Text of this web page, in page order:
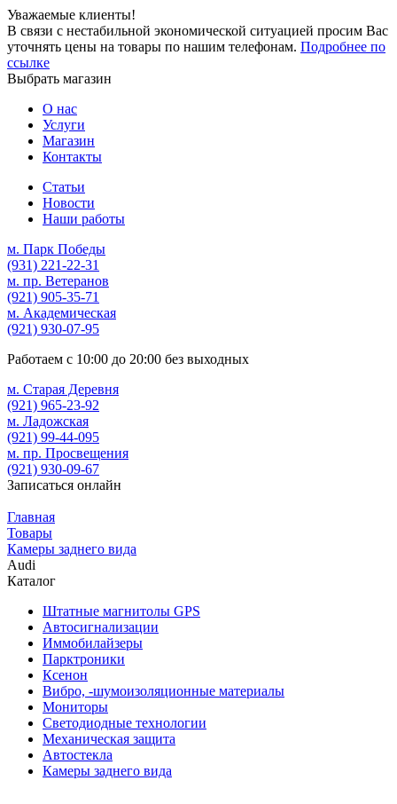
Уважаемые клиенты!
В связи с нестабильной экономической ситуацией просим Вас
уточнять цены на товары по нашим телефонам. Подробнее по
ссылке
Выбрать магазин
О нас
Услуги
Магазин
Контакты
Статьи
Новости
Наши работы
м. Парк Победы
(931) 221-22-31
м. пр. Ветеранов
(921) 905-35-71
м. Академическая
(921) 930-07-95
Работаем с 10:00 до 20:00 без выходных
м. Старая Деревня
(921) 965-23-92
м. Ладожская
(921) 99-44-095
м. пр. Просвещения
(921) 930-09-67
Записаться онлайн
Главная
Товары
Камеры заднего вида
Audi
Каталог
Штатные магнитолы GPS
Автосигнализации
Иммобилайзеры
Парктроники
Ксенон
Вибро, -шумоизоляционные материалы
Мониторы
Светодиодные технологии
Механическая защита
Автостекла
Камеры заднего вида